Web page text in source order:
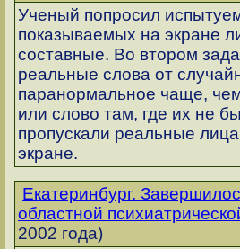
Ученый попросил
показываемых на экране
составные. Во втором
реальные слова от
паранормальное чаще,
или слово там, где их не
пропускали реальные
экране.
Екатеринбург.
областной
2002 года)